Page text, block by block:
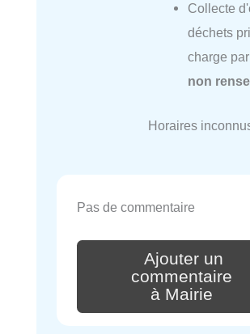
Collecte
déchets
charge
non
Horaires
Pas de commentaire
Ajouter un
commentaire
à Mairie